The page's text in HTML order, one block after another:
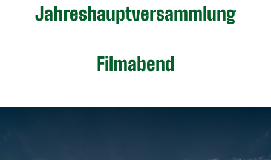
Jahreshauptversammlung
Filmabend